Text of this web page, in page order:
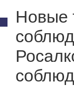
Новые